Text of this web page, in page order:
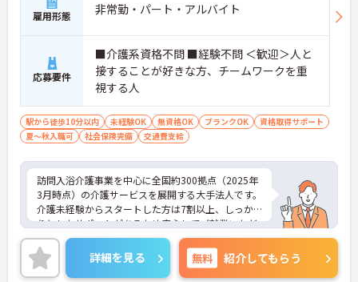
雇用形態 非常勤・パート・アルバイト
応募要件
■介護系資格不問 ■経験不問 ＜歓迎＞人と
接することが好きな方、チームワークを重
視する人
駅から徒歩10分以内 未経験OK 無資格OK ブランクOK
資格取得サポート
夏～秋入職可
社会保険完備 交通費支給
訪問入浴介護事業を中心に全国約300拠点（2025年
3月時点）の介護サービスを展開する大手法人です。
介護未経験からスタートした方は7割以上、しっか
りとしたサポートがあるため安心してご就業いただ
けます。お風呂に入れなくて困っている方に、手を
差し伸べてあげられるとてもやりがいのあるお仕事
です。ご興味ある方には、面接対策ポイントなど、
詳細を見る 無料 紹介してもらう